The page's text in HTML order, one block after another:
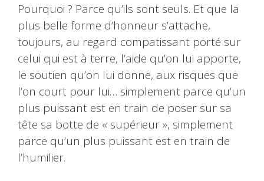
Pourquoi ? Parce qu’ils sont seuls. Et que la
plus belle forme d’honneur s’attache,
toujours, au regard compatissant porté sur
celui qui est à terre, l’aide qu’on lui apporte,
le soutien qu’on lui donne, aux risques que
l’on court pour lui… simplement parce qu’un
plus puissant est en train de poser sur sa
tête sa botte de « supérieur », simplement
parce qu’un plus puissant est en train de
l’humilier.